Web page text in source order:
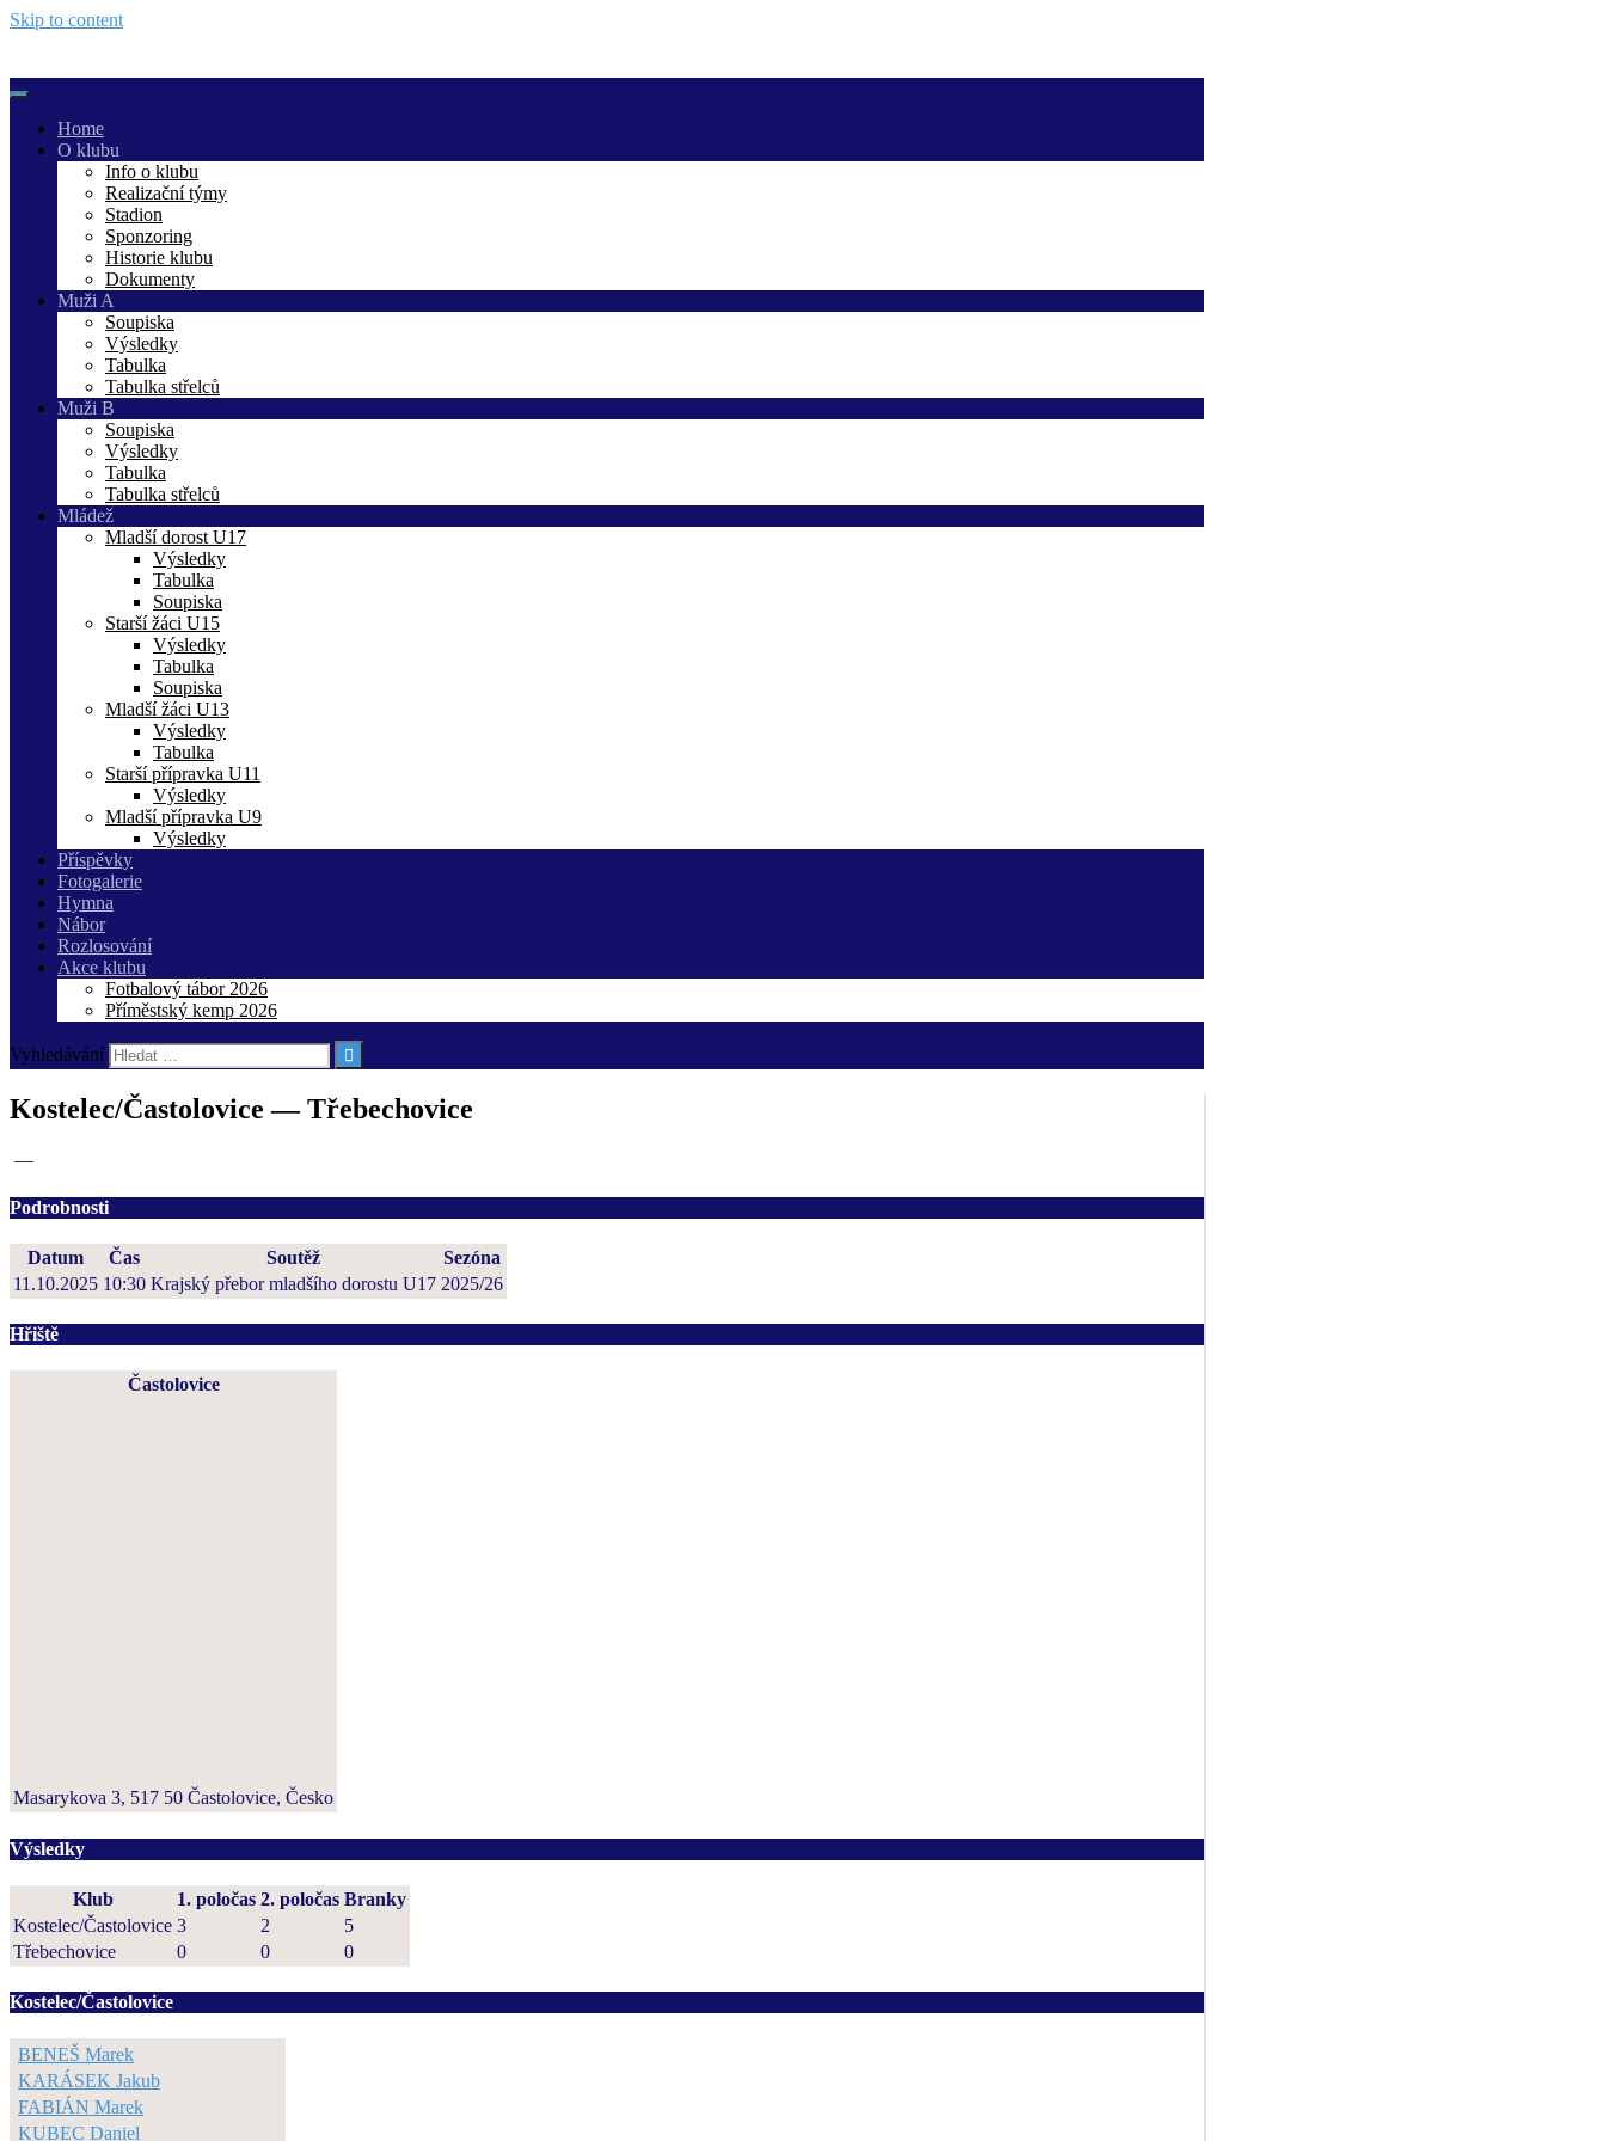
Skip to content
Home
O klubu
Info o klubu
Realizační týmy
Stadion
Sponzoring
Historie klubu
Dokumenty
Muži A
Soupiska
Výsledky
Tabulka
Tabulka střelců
Muži B
Soupiska
Výsledky
Tabulka
Tabulka střelců
Mládež
Mladší dorost U17
Výsledky
Tabulka
Soupiska
Starší žáci U15
Výsledky
Tabulka
Soupiska
Mladší žáci U13
Výsledky
Tabulka
Starší přípravka U11
Výsledky
Mladší přípravka U9
Výsledky
Příspěvky
Fotogalerie
Hymna
Nábor
Rozlosování
Akce klubu
Fotbalový tábor 2026
Příměstský kemp 2026
Vyhledávání
Kostelec/Častolovice — Třebechovice
—
Podrobnosti
Datum Čas Soutěž
Sezóna
11.10.2025 10:30 Krajský přebor mladšího dorostu U17 2025/26
Hřiště
Častolovice
Masarykova 3, 517 50 Častolovice, Česko
Výsledky
Klub 1. poločas 2. poločas Branky
Kostelec/Častolovice 3 2
5
Třebechovice
0 0 0
Kostelec/Častolovice
BENEŠ Marek
KARÁSEK Jakub
FABIÁN Marek
KUBEC Daniel